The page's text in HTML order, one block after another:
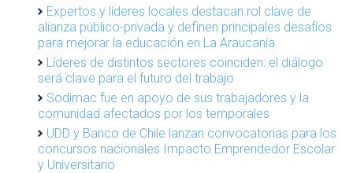
Expertos y líderes locales destacan rol clave de
alianza público-privada y definen principales desafíos
para mejorar la educación en La Araucanía
Líderes de distintos sectores coinciden: el diálogo
será clave para el futuro del trabajo
Sodimac fue en apoyo de sus trabajadores y la
comunidad afectados por los temporales
UDD y Banco de Chile lanzan convocatorias para los
concursos nacionales Impacto Emprendedor Escolar
y Universitario